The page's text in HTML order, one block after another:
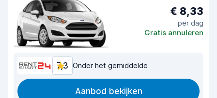
€ 8,33
per dag
Gratis annuleren
7,3 Onder het gemiddelde
Aanbod bekijken